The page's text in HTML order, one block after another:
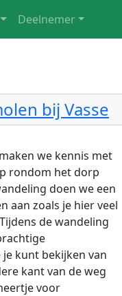
Deelnemer
bij Vasse
we kennis met
rondom het dorp
doen we een
aan zoals je hier veel
de wandeling
kunt bekijken van
kant van de weg
voor